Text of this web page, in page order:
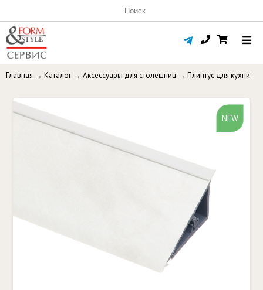
Главная → Каталог → Аксессуары для столешниц → Плинтус для кухни
NEW